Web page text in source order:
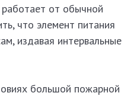
от обычной
что элемент питания
издавая интервальные
большой пожарной